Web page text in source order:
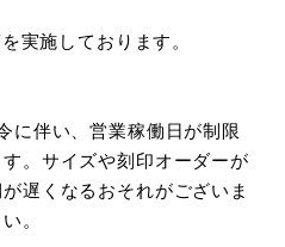
実施しております。
に伴い、営業稼働日が制限
。サイズや刻印オーダーが
遅くなるおそれがございま
。